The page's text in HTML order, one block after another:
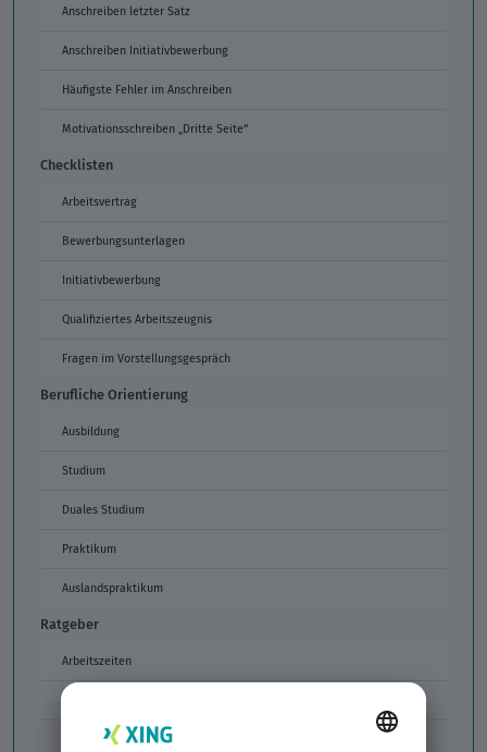
Anschreiben letzter Satz
Anschreiben Initiativbewerbung
Häufigste Fehler im Anschreiben
Motivationsschreiben „Dritte Seite“
Checklisten
Arbeitsvertrag
Bewerbungsunterlagen
Initiativbewerbung
Qualifiziertes Arbeitszeugnis
Fragen im Vorstellungsgespräch
Berufliche Orientierung
Ausbildung
Studium
Duales Studium
Praktikum
Auslandspraktikum
Ratgeber
Arbeitszeiten
Formulierungen im Arbeitszeugnis